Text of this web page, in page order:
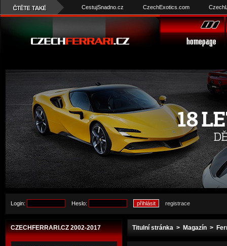
CestujSnadno.cz CzechExotics.com
Login: Heslo: registrace
CZECHFERRARI.CZ 2002-2017 Titulní stránka > Magazín >